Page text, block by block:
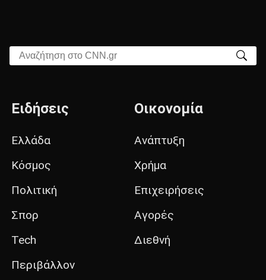
Αναζήτηση στο CNN.gr
Ειδήσεις
Ελλάδα
Κόσμος
Πολιτική
Σπορ
Tech
Περιβάλλον
Οικονομία
Ανάπτυξη
Χρήμα
Επιχειρήσεις
Αγορές
Διεθνή